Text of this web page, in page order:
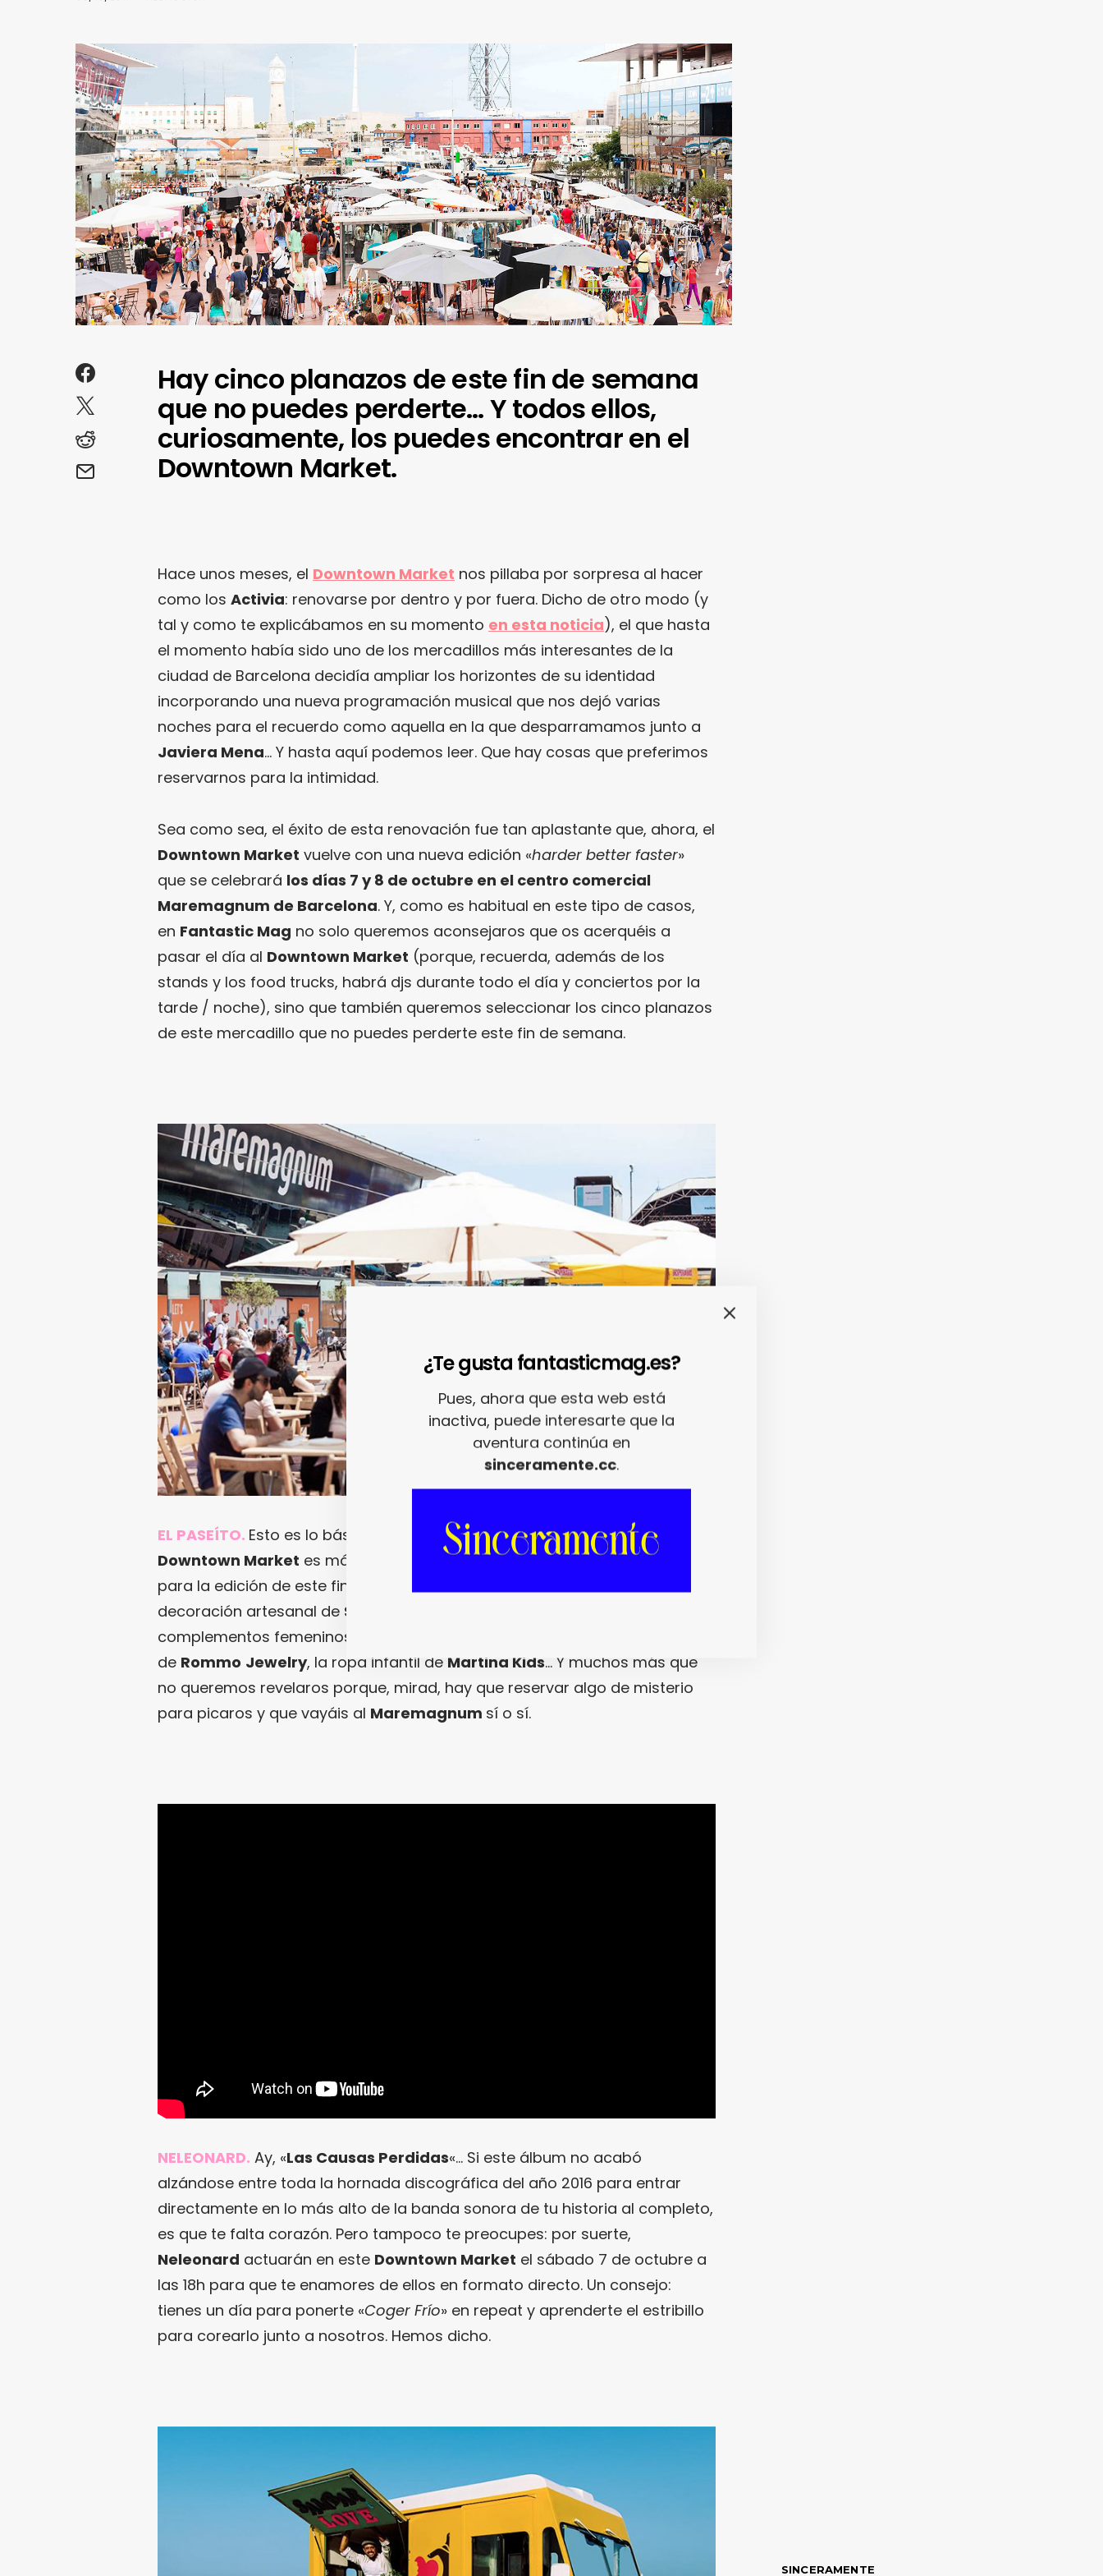
Hay cinco planazos de este fin de semana
que no puedes perderte… Y todos ellos,
curiosamente, los puedes encontrar en el
Downtown Market.
Hace unos meses, el Downtown Market nos pillaba por sorpresa al hacer
como los Activia: renovarse por dentro y por fuera. Dicho de otro modo (y
tal y como te explicábamos en su momento en esta noticia), el que hasta
el momento había sido uno de los mercadillos más interesantes de la
ciudad de Barcelona decidía ampliar los horizontes de su identidad
incorporando una nueva programación musical que nos dejó varias
noches para el recuerdo como aquella en la que desparramamos junto a
Javiera Mena… Y hasta aquí podemos leer. Que hay cosas que preferimos
reservarnos para la intimidad.
Sea como sea, el éxito de esta renovación fue tan aplastante que, ahora, el
Downtown Market vuelve con una nueva edición «harder better faster»
que se celebrará los días 7 y 8 de octubre en el centro comercial
Maremagnum de Barcelona. Y, como es habitual en este tipo de casos,
en Fantastic Mag no solo queremos aconsejaros que os acerquéis a
pasar el día al Downtown Market (porque, recuerda, además de los
stands y los food trucks, habrá djs durante todo el día y conciertos por la
tarde / noche), sino que también queremos seleccionar los cinco planazos
de este mercadillo que no puedes perderte este fin de semana.
EL PASEÍTO. Esto es lo básico vayas al mercadillo que vayas, pero en el
Downtown Market es más básico todavía, porque su selección de stands
para la edición de este fin de semana es cosa fina. Tendremos la
decoración artesanal de Silbando Bajito
complementos femeninos realizados en corcho de
de Rommo Jewelry, la ropa infantil de Martina Kids… Y muchos más que
no queremos revelaros porque, mirad, hay que reservar algo de misterio
para picaros y que vayáis al Maremagnum sí o sí.
NELEONARD. Ay, «Las Causas Perdidas«… Si este álbum no acabó
alzándose entre toda la hornada discográfica del año 2016 para entrar
directamente en lo más alto de la banda sonora de tu historia al completo,
es que te falta corazón. Pero tampoco te preocupes: por suerte,
Neleonard actuarán en este Downtown Market el sábado 7 de octubre a
las 18h para que te enamores de ellos en formato directo. Un consejo:
tienes un día para ponerte «Coger Frío» en repeat y aprenderte el estribillo
para corearlo junto a nosotros. Hemos dicho.
SINCERAMENTE
¿Te gusta fantasticmag.es?
Pues, ahora que esta web está
inactiva, puede interesarte que la
aventura continúa en
sinceramente.cc.